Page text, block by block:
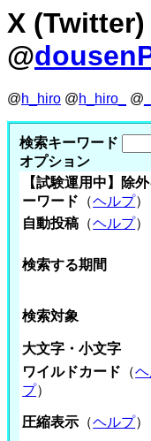
X
@
@h_hiro @h_hiro_ @
検索キーワード
オプション
【試験運用中】除
ーワード （ヘルプ）
自動投稿 （ヘルプ）
検索する期間
検索対象
大文字・小文字
ワイルドカード （
プ）
圧縮表示 （ヘルプ）